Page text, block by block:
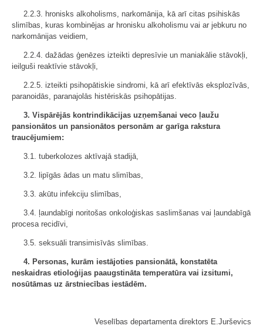
2.2.3. hronisks alkoholisms, narkomānija, kā arī citas psihiskās
slimības, kuras kombinējas ar hronisku alkoholismu vai ar jebkuru no
narkomānijas veidiem,
2.2.4. dažādas ģenēzes izteikti depresīvie un maniakālie stāvokļi,
ieilguši reaktīvie stāvokļi,
2.2.5. izteikti psihopātiskie sindromi, kā arī efektīvās eksplozīvās,
paranoidās, paranajolās histēriskās psihopātijas.
3. Vispārējās kontrindikācijas uzņemšanai veco ļaužu
pansionātos un pansionātos personām ar garīga rakstura
traucējumiem:
3.1. tuberkolozes aktīvajā stadijā,
3.2. lipīgās ādas un matu slimības,
3.3. akūtu infekciju slimības,
3.4. ļaundabīgi noritošas onkoloģiskas saslimšanas vai ļaundabīgā
procesa recidīvi,
3.5. seksuāli transimisīvās slimības.
4. Personas, kurām iestājoties pansionātā, konstatēta
neskaidras etioloģijas paaugstināta temperatūra vai izsitumi,
nosūtāmas uz ārstniecības iestādēm.
Veselības departamenta direktors E.Jurševics